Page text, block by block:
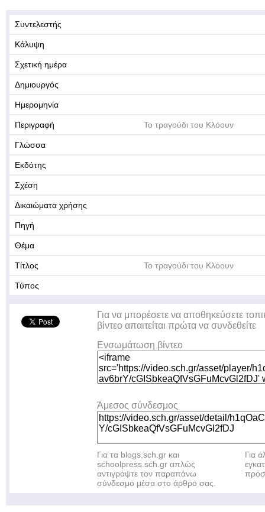
Συντελεστής
Κάλυψη
Σχετική ημέρα
Δημιουργός
Ημερομηνία
Περιγραφή Το τραγούδι του Κλόουν
Γλώσσα
Εκδότης
Σχέση
Δικαιώματα χρήσης
Πηγή
Θέμα
Τίτλος Το τραγούδι του Κλόουν
Τύπος
Για να μπορέσετε να αποθηκεύσετε
βίντεο απαιτείται πρώτα να συνδεθείτε
Ενσωμάτωση βίντεο
Άμεσος σύνδεσμος
Για τα blogs.sch.gr και
schoolpress.sch.gr απλώς
αντιγράψτε τον παραπάνω
σύνδεσμο μέσα στο άρθρο σας.
Για